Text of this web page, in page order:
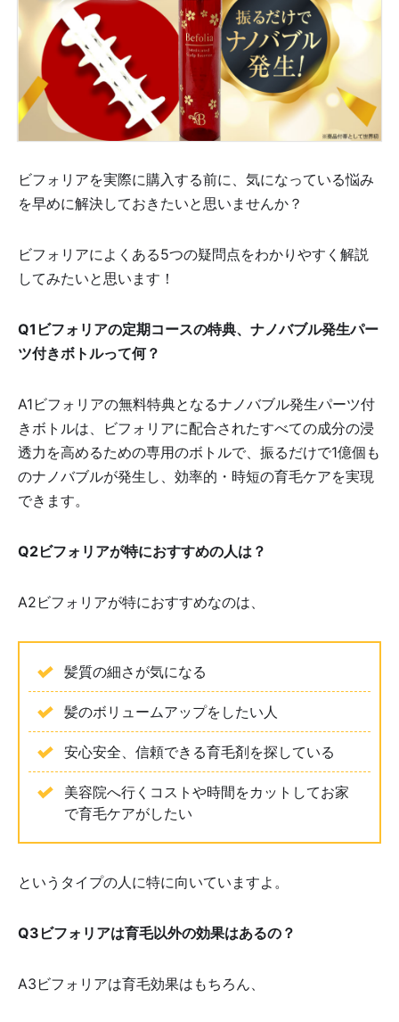
ビフォリアを実際に購入する前に、気になっている悩み
を早めに解決しておきたいと思いませんか？
ビフォリアによくある5つの疑問点をわかりやすく解説
してみたいと思います！
Q1ビフォリアの定期コースの特典、ナノバブル発生パー
ツ付きボトルって何？
A1ビフォリアの無料特典となるナノバブル発生パーツ付
きボトルは、ビフォリアに配合されたすべての成分の浸
透力を高めるための専用のボトルで、振るだけで1億個も
のナノバブルが発生し、効率的・時短の育毛ケアを実現
できます。
Q2ビフォリアが特におすすめの人は？
A2ビフォリアが特におすすめなのは、
髪質の細さが気になる
髪のボリュームアップをしたい人
安心安全、信頼できる育毛剤を探している
美容院へ行くコストや時間をカットしてお家
で育毛ケアがしたい
というタイプの人に特に向いていますよ。
Q3ビフォリアは育毛以外の効果はあるの？
A3ビフォリアは育毛効果はもちろん、